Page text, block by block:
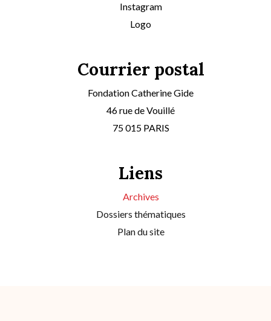
Instagram
Logo
Courrier postal
Fondation Catherine Gide
46 rue de Vouillé
75 015 PARIS
Liens
Archives
Dossiers thématiques
Plan du site